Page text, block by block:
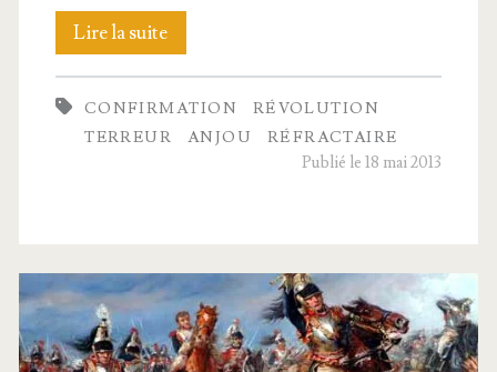
Lire la suiteUne
confir­
ma­
CONFIRMATION
RÉVOLUTION
TERREUR
ANJOU
RÉFRACTAIRE
Publié le 18 mai 2013